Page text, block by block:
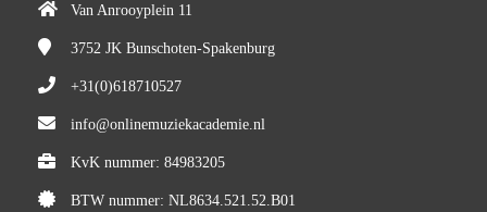
Van Anrooyplein 11
3752 JK Bunschoten-Spakenburg
+31(0)618710527
info@onlinemuziekacademie.nl
KvK nummer: 84983205
BTW nummer: NL8634.521.52.B01